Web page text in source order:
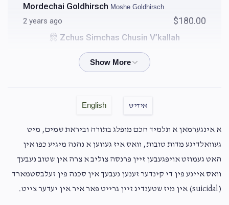
Mordechai Goldhirsch Moshe Goldhirsch
2 years ago $180.00
Zchus Simchas Chusin V’kallah
Moshe Goldhirsch
2 years ago $750.00
English אידיש
א אינגערמאן א תלמיד חכם מופלג בתורה וביראת שמים, מיט
געוואלדיגע מדות טובות, וואס איז געווען א נהנה מיגיע כפו אין
האט געמוזט אויפגעבען זיין פרנסה צוליב א צרה אין שטוב נעבעך
וואס איינע פין די קינדער זענען נעבעך אין סכנה פין זעלבסטמארד
(suicidal) אין מיז שטענדיג זיין גרייט פאר איר אין יעדער צייט.